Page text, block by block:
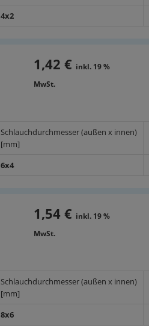
4x2
1,42 € inkl. 19 %
MwSt.
Schlauchdurchmesser (außen x innen)
[mm]
6x4
1,54 € inkl. 19 %
MwSt.
Schlauchdurchmesser (außen x innen)
[mm]
8x6